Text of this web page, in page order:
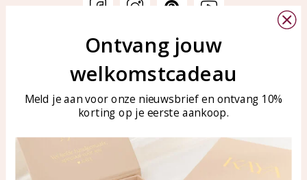
Veelgestelde vragen
Sieraden onderhouden
KAYA Sieraden
Bellen of WhatsApp Ma-Vr
tussen 09:00-17:00
Tel: 0850003187
WhatsApp: 0850003187
klantenservice@kayasierade
Ontvang jouw
welkomstcadeau
Meld je aan voor onze nieuwsbrief en ontvang 10%
korting op je eerste aankoop.